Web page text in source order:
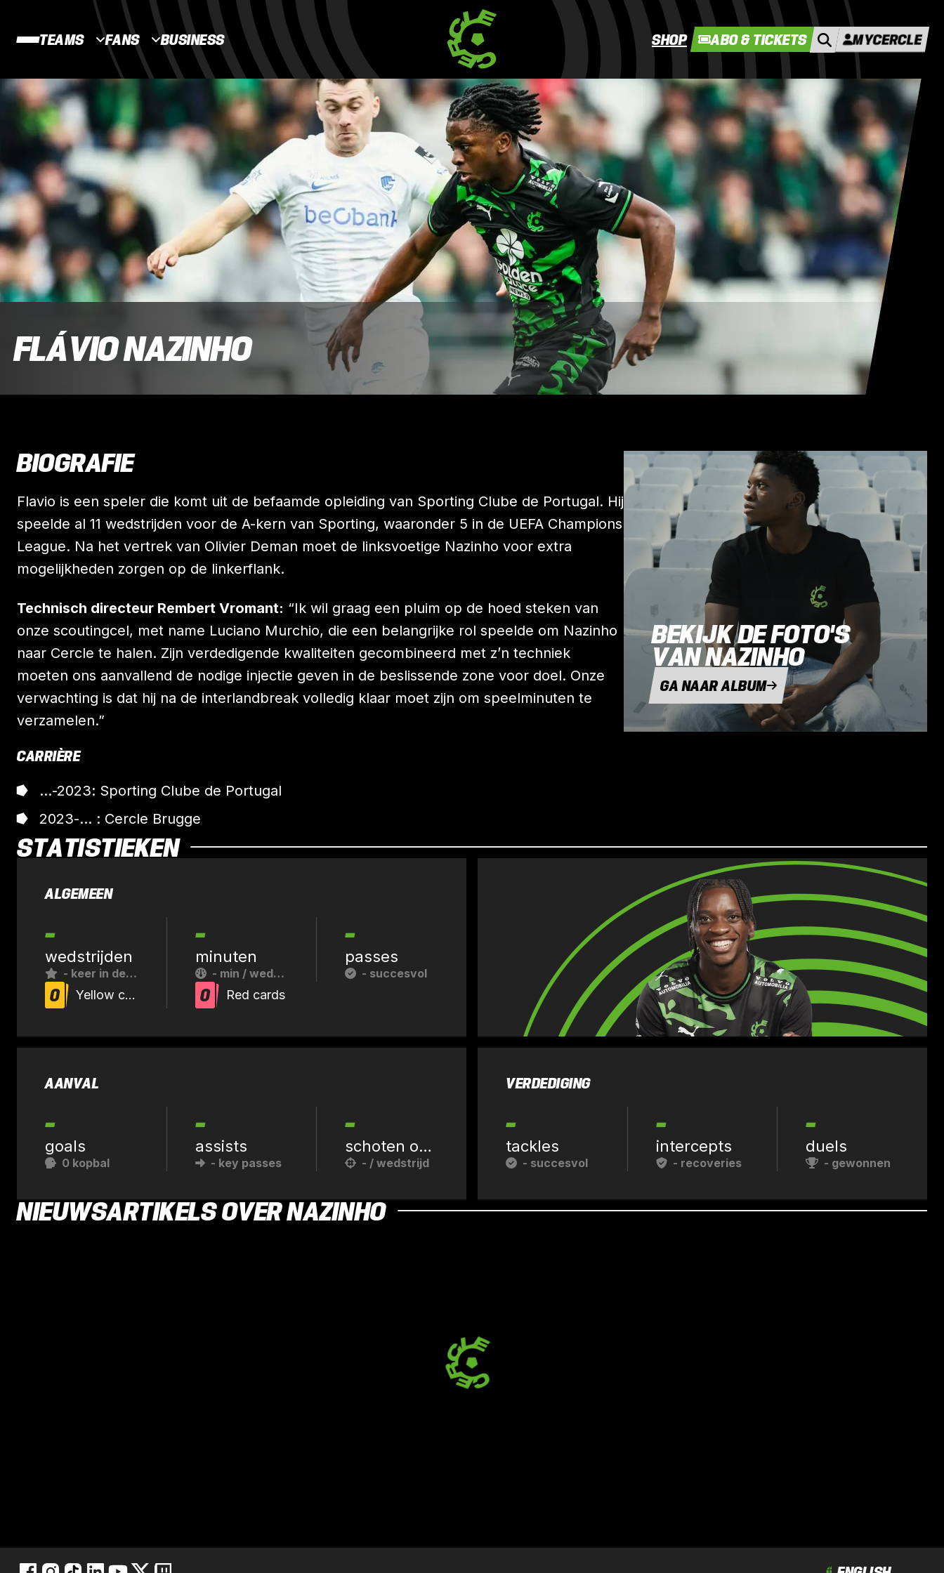
TEAMS FANS BUSINESS SHOP ABO & TICKETS MYCERCLE
FLÁVIO NAZINHO
BIOGRAFIE
Flavio is een speler die komt uit de befaamde opleiding van Sporting Clube de Portugal. Hij
speelde al 11 wedstrijden voor de A-kern van Sporting, waaronder 5 in de UEFA Champions
League. Na het vertrek van Olivier Deman moet de linksvoetige Nazinho voor extra
mogelijkheden zorgen op de linkerflank.
Technisch directeur Rembert Vromant: “Ik wil graag een pluim op de hoed steken van
onze scoutingcel, met name Luciano Murchio, die een belangrijke rol speelde om Nazinho
naar Cercle te halen. Zijn verdedigende kwaliteiten gecombineerd met z’n techniek
moeten ons aanvallend de nodige injectie geven in de beslissende zone voor doel. Onze
verwachting is dat hij na de interlandbreak volledig klaar moet zijn om speelminuten te
verzamelen.”
CARRIÈRE
...-2023: Sporting Clube de Portugal
2023-... : Cercle Brugge
BEKIJK DE FOTO'S
VAN NAZINHO
GA NAAR ALBUM
STATISTIEKEN
ALGEMEEN
-
wedstrijden
- keer in de basis
-
minuten
- min / wedstrijd
-
passes
- succesvol
0 Yellow cards 0 Red cards
AANVAL
-
goals
0 kopbal
-
assists
- key passes
-
schoten op doel
- / wedstrijd
VERDEDIGING
-
tackles
- succesvol
-
intercepts
- recoveries
-
duels
- gewonnen
NIEUWSARTIKELS OVER NAZINHO